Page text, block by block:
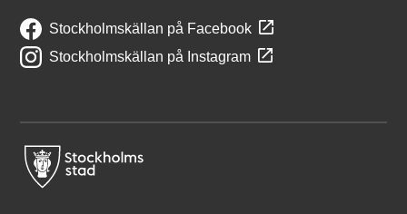
Stockholmskällan på Facebook
Stockholmskällan på Instagram